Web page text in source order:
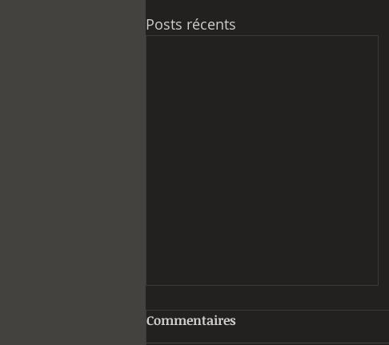
Posts récents
Commentaires